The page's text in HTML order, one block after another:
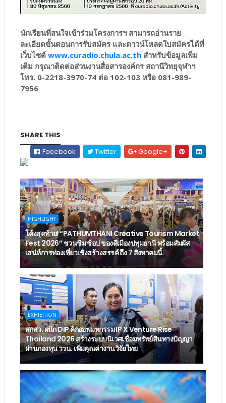
นักเรียนที่สนใจเข้าร่วมโครงการฯ สามารถอ่านราย
ละเอียดขั้นตอนการรับสมัคร และดาวน์โหลดใบสมัครได้ที่
เว็บไซต์ www.curadio.chula.ac.thสำหรับข้อมูลเพิ่ม
เติม กรุณาติดต่อส่วนงานสื่อสารองค์กร สถานีวิทยุจุฬาฯ
โทร. 0-2218-3970-74 ต่อ 102-103 หรือ 081-989-
7956
SHARE THIS
Facebook
Twitter Google+
HIGHLIGHT
โค้งสุดท้าย! “PATHUMTHANI Creative Tourism Market
Fest 2026” ชวนชิม ช้อป ของดีเมืองปทุมธานี พร้อมสัมผัส
เสน่ห์การท่องเที่ยวเชิงสร้างสรรค์ ถึง 7 สิงหาคมนี้
EXHIBITION
สกสว. ผนึก DIP คิกออฟมหกรรม IP X Venture Rise
Thailand 2026 สร้างระบบนิเวศเชื่อมทรัพย์สินทางปัญญา
ผ่านกองทุน ววน. เพิ่มคุณค่างานวิจัยไทย